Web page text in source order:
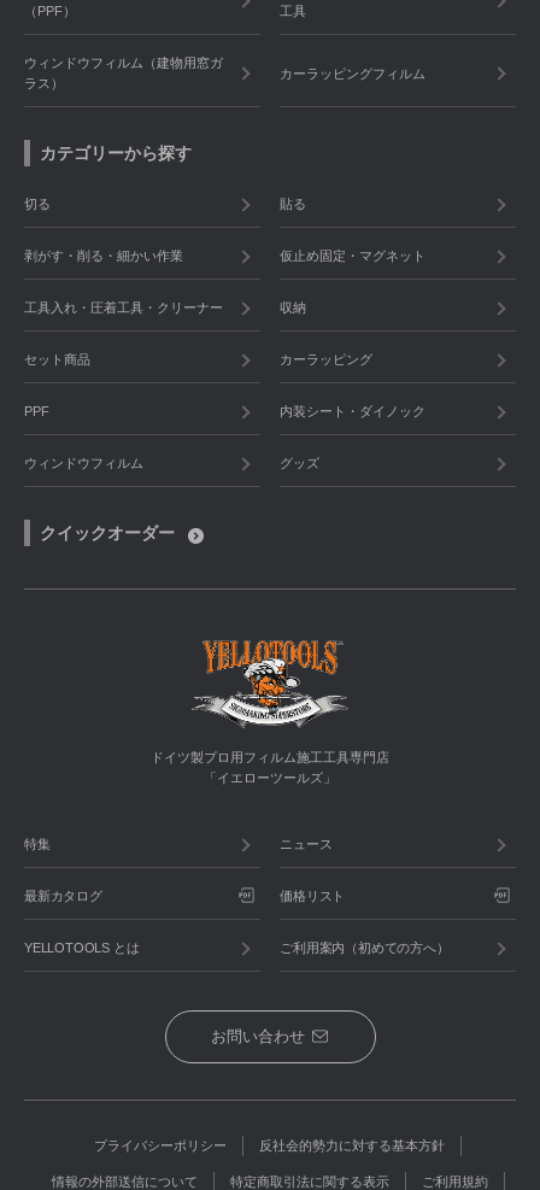
（PPF）
工具
ウィンドウフィルム（建物用窓ガ
ラス）
カーラッピングフィルム
カテゴリーから探す
切る 貼る
剥がす・削る・細かい作業 仮止め固定・マグネット
工具入れ・圧着工具・クリーナー 収納
セット商品 カーラッピング
PPF 内装シート・ダイノック
ウィンドウフィルム グッズ
クイックオーダー
ドイツ製プロ用フィルム施工工具専門店
「イエローツールズ」
特集 ニュース
最新カタログ 価格リスト
YELLOTOOLS とは ご利用案内（初めての方へ）
お問い合わせ
プライバシーポリシー 反社会的勢力に対する基本方針
情報の外部送信について 特定商取引法に関する表示 ご利用規約